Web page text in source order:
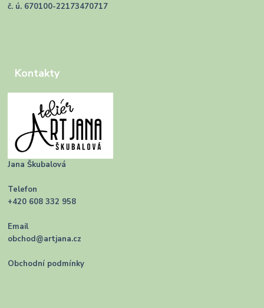
č. ú. 670100-22173470717
Kontakty
Jana Škubalová
Telefon
+420 608 332 958
Email
obchod@artjana.cz
Obchodní podmínky